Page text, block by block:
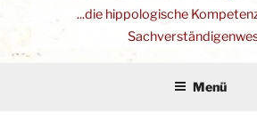
...die hippologische
Menü